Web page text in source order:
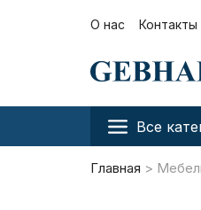
О нас Контакты
Все
Главная